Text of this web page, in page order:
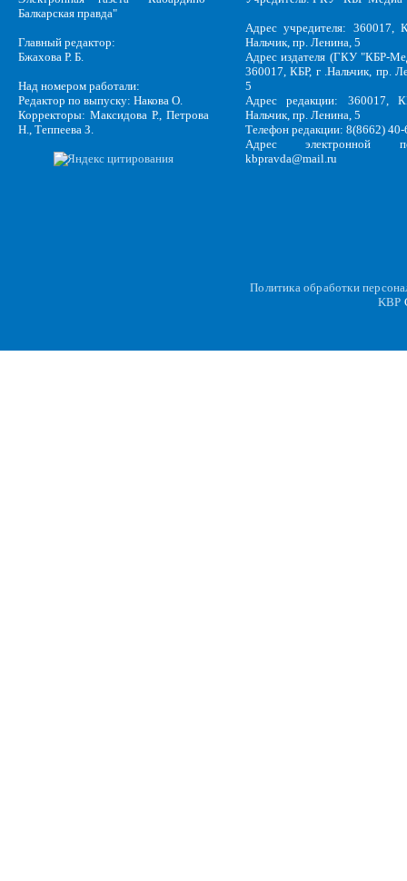
Балкарская правда"
Главный редактор:
Бжахова Р. Б.
Над номером работали:
Редактор по выпуску: Накова О.
Корректоры: Максидова Р., Петрова
Н., Теппеева З.
Адрес учредителя: 360017,
Нальчик, пр. Ленина, 5
Адрес издателя (ГКУ "КБР-
360017, КБР, г .Нальчик, пр.
5
Адрес редакции: 360017,
Нальчик, пр. Ленина, 5
Телефон редакции: 8(8662)
Адрес электронной
kbpravda@mail.ru
Политика обработки
KBP